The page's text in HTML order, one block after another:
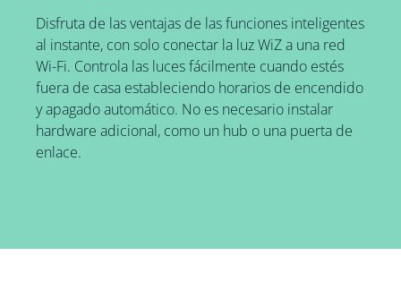
Disfruta de las ventajas de las funciones inteligentes
al instante, con solo conectar la luz WiZ a una red
Wi-Fi. Controla las luces fácilmente cuando estés
fuera de casa estableciendo horarios de encendido
y apagado automático. No es necesario instalar
hardware adicional, como un hub o una puerta de
enlace.